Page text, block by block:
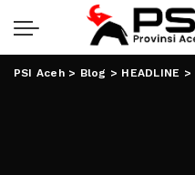
PSI Aceh> Blog > HEADLINE >